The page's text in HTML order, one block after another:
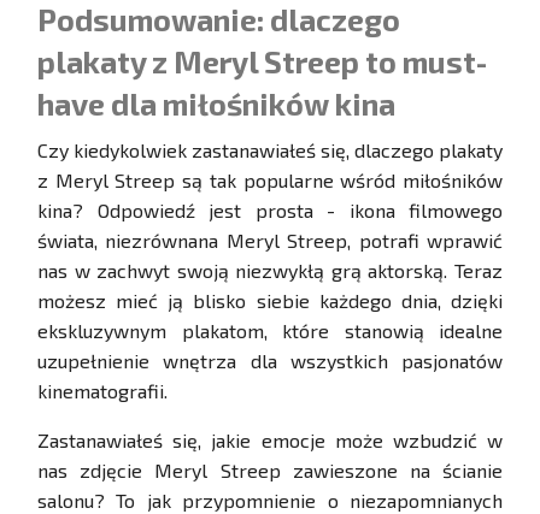
Podsumowanie: dlaczego
plakaty z Meryl Streep to must-
have dla miłośników kina
Czy kiedykolwiek zastanawiałeś się, dlaczego plakaty
z Meryl Streep są tak popularne wśród miłośników
kina? Odpowiedź jest prosta - ikona filmowego
świata, niezrównana Meryl Streep, potrafi wprawić
nas w zachwyt swoją niezwykłą grą aktorską. Teraz
możesz mieć ją blisko siebie każdego dnia, dzięki
ekskluzywnym plakatom, które stanowią idealne
uzupełnienie wnętrza dla wszystkich pasjonatów
kinematografii.
Zastanawiałeś się, jakie emocje może wzbudzić w
nas zdjęcie Meryl Streep zawieszone na ścianie
salonu? To jak przypomnienie o niezapomnianych